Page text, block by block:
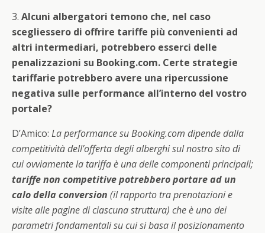
3. Alcuni albergatori temono che, nel caso
scegliessero di offrire tariffe più convenienti ad
altri intermediari, potrebbero esserci delle
penalizzazioni su Booking.com. Certe strategie
tariffarie potrebbero avere una ripercussione
negativa sulle performance all’interno del vostro
portale?
D’Amico: La performance su Booking.com dipende dalla
competitività dell’offerta degli alberghi sul nostro sito di
cui ovviamente la tariffa è una delle componenti principali;
tariffe non competitive potrebbero portare ad un
calo della conversion (il rapporto tra prenotazioni e
visite alle pagine di ciascuna struttura) che è uno dei
parametri fondamentali su cui si basa il posizionamento